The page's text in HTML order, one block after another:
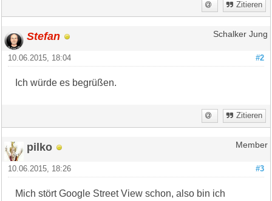
Zitieren
Stefan Schalker Jung
#2
10.06.2015, 18:04
Ich würde es begrüßen.
Zitieren
pilko Member
#3
10.06.2015, 18:26
Mich stört Google Street View schon, also bin ich